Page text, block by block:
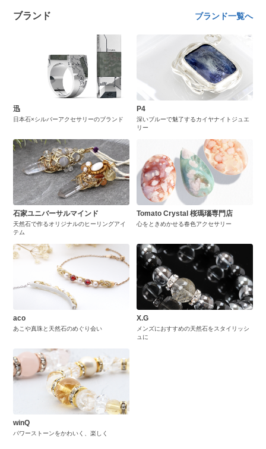
ブランド ブランド一覧へ
迅
日本石×シルバーアクセサリーのブランド
P4
深いブルーで魅了するカイヤナイトジュエ
リー
石家ユニバーサルマインド
天然石で作るオリジナルのヒーリングアイ
テム
Tomato Crystal 桜瑪瑙専門店
心をときめかせる春色アクセサリー
aco
あこや真珠と天然石のめぐり会い
X.G
メンズにおすすめの天然石をスタイリッシ
ュに
winQ
パワーストーンをかわいく、楽しく